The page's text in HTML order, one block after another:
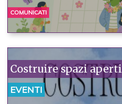
COMUNICATI
Costruire spazi aperti
EVENTI